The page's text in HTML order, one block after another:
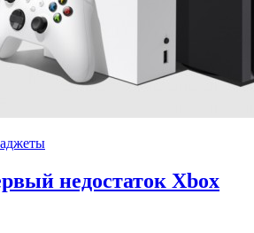
недостаток Xbox